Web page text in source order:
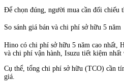
Để chọn đúng, người mua cần đối chiếu
So sánh giá bán và chi phí sở hữu 5 năm
Hino có chi phí sở hữu 5 năm cao nhất,
và chi phí vận hành, Isuzu tiết kiệm nhất
Cụ thể, tổng chi phí sở hữu (TCO) cần
giá.